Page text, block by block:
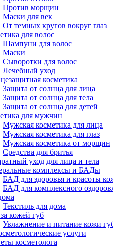
Против морщин
Маски для век
От темных кругов вокруг глаз
для волос
Шампуни для волос
Маски
Сыворотки для волос
Лечебный уход
косметика
Защита от солнца для лица
Защита от солнца для тела
Защита от солнца для детей
для мужчин
Мужская косметика для лица
Мужская косметика для глаз
Мужская косметика от морщин
Средства для бритья
уход для лица и тела
комплексы и БАДы
БАД для здоровья и красоты
БАД для комплексного
Текстиль для дома
кожей губ
Увлажнение и питание кожи
услуги
косметолога